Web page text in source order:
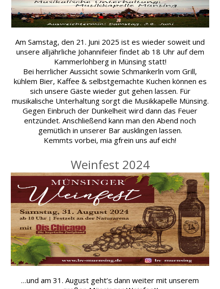
Am Samstag, den 21. Juni 2025 ist es wieder soweit und
unsere alljährliche Johannifeier findet ab 18 Uhr auf dem
Kammerlohberg in Münsing statt!
Bei herrlicher Aussicht sowie Schmankerln vom Grill,
kühlem Bier, Kaffee & selbstgemachte Kuchen können es
sich unsere Gäste wieder gut gehen lassen. Für
musikalische Unterhaltung sorgt die Musikkapelle Münsing.
Gegen Einbruch der Dunkelheit wird dann das Feuer
entzündet. Anschließend kann man den Abend noch
gemütlich in unserer Bar ausklingen lassen.
Kemmts vorbei, mia gfrein uns auf eich!
Weinfest 2024
…und am 31. August geht’s dann weiter mit unserem